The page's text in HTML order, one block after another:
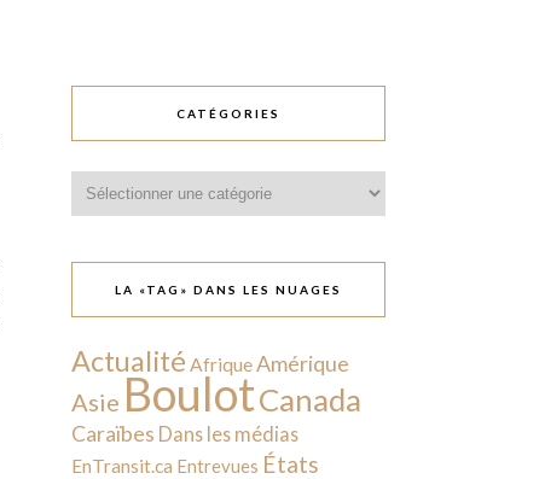
CATÉGORIES
LA «TAG» DANS LES NUAGES
Actualité AfriqueAmérique
Asie BoulotCanada
Caraïbes Dans les médias
EnTransit.ca Entrevues États